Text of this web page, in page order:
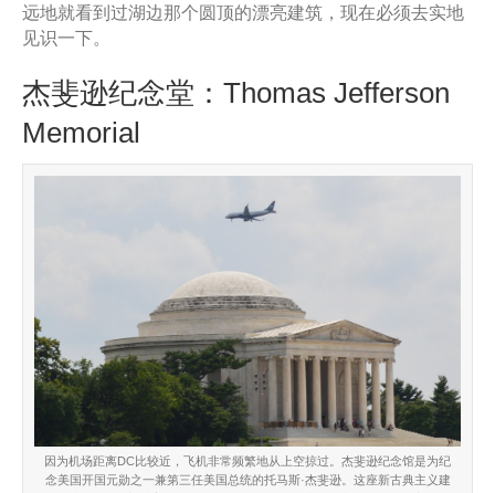
远地就看到过湖边那个圆顶的漂亮建筑，现在必须去实地
见识一下。
杰斐逊纪念堂：Thomas Jefferson
Memorial
因为机场距离DC比较近，飞机非常频繁地从上空掠过。杰斐逊纪念馆是为纪
念美国开国元勋之一兼第三任美国总统的托马斯·杰斐逊。这座新古典主义建